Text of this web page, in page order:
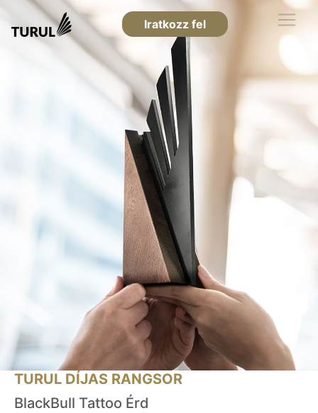
Iratkozz fel
TURUL DÍJAS RANGSOR
BlackBull Tattoo Érd